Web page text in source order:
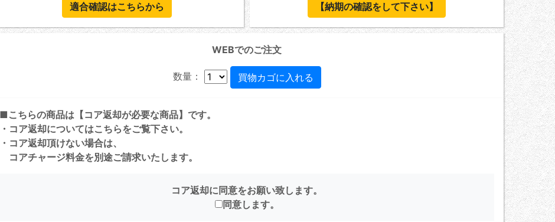
適合確認はこちらから 【納期の確認をして下さい】
WEBでのご注文
数量：
■こちらの商品は【コア返却が必要な商品】です。
・コア返却についてはこちらをご覧下さい。
・コア返却頂けない場合は、
コアチャージ料金を別途ご請求いたします。
コア返却に同意をお願い致します。
同意します。